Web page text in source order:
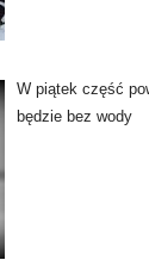
W piątek część
będzie bez wody